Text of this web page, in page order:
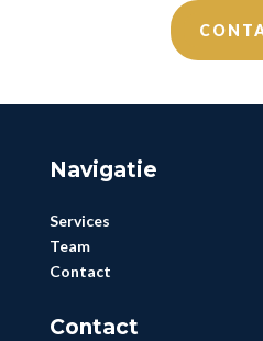
Navigatie
Services
Team
Contact
Contact